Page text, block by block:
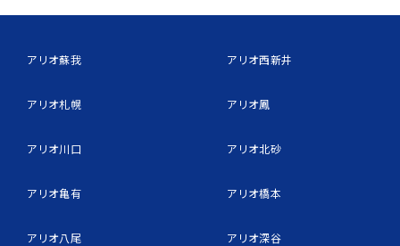
アリオ蘇我
アリオ札幌
アリオ川口
アリオ亀有
アリオ八尾
アリオ西新井
アリオ鳳
アリオ北砂
アリオ橋本
アリオ深谷